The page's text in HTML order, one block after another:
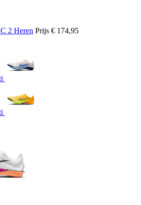
2 Heren Prijs € 174,95